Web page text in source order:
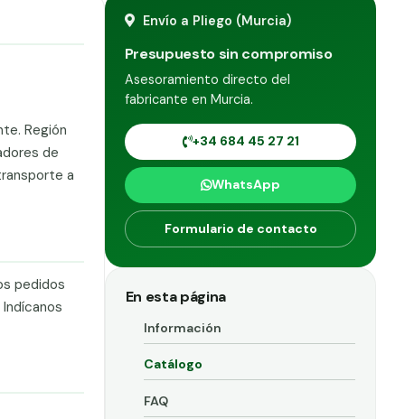
Región
de
a
pedidos
Envío a Pliego (Murcia)
Presupuesto sin compromiso
Asesoramiento directo del
fabricante en Murcia.
+34 684 45 27 21
WhatsApp
Formulario de contacto
En esta página
Información
Catálogo
FAQ